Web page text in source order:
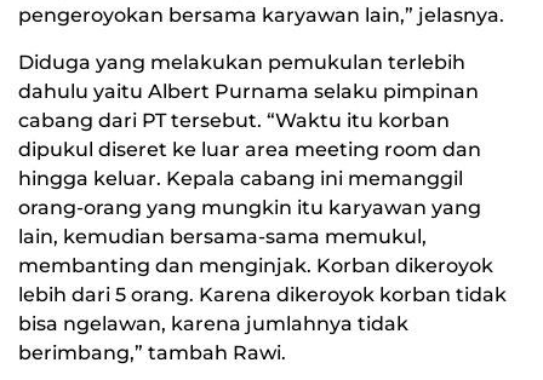
pengeroyokan bersama karyawan lain,” jelasnya.
Diduga yang melakukan pemukulan terlebih
dahulu yaitu Albert Purnama selaku pimpinan
cabang dari PT tersebut. “Waktu itu korban
dipukul diseret ke luar area meeting room dan
hingga keluar. Kepala cabang ini memanggil
orang-orang yang mungkin itu karyawan yang
lain, kemudian bersama-sama memukul,
membanting dan menginjak. Korban dikeroyok
lebih dari 5 orang. Karena dikeroyok korban tidak
bisa ngelawan, karena jumlahnya tidak
berimbang,” tambah Rawi.